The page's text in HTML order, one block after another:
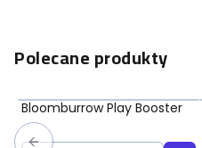
Polecane produkty
Bloomburrow Play Booster